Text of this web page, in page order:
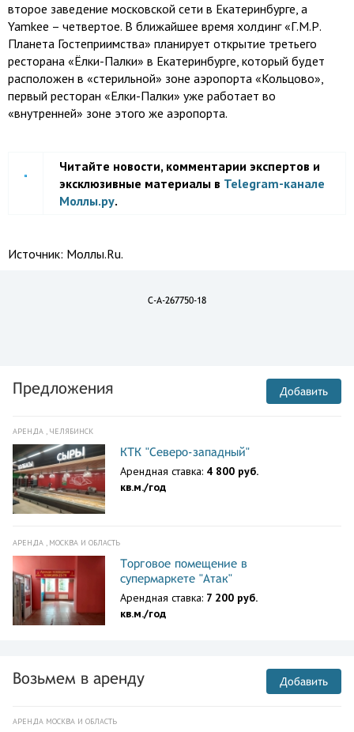
второе заведение московской сети в Екатеринбурге, а
Yamkee – четвертое. В ближайшее время холдинг «Г.М.Р.
Планета Гостеприимства» планирует открытие третьего
ресторана «Ёлки-Палки» в Екатеринбурге, который будет
расположен в «стерильной» зоне аэропорта «Кольцово»,
первый ресторан «Елки-Палки» уже работает во
«внутренней» зоне этого же аэропорта.
Читайте новости, комментарии экспертов и
эксклюзивные материалы в Telegram-канале
Моллы.ру.
Источник: Моллы.Ru.
C-A-267750-18
Предложения Добавить
АРЕНДА , ЧЕЛЯБИНСК
КТК "Северо-западный"
Арендная ставка: 4 800 руб.
кв.м./год
АРЕНДА , МОСКВА И ОБЛАСТЬ
Торговое помещение в
супермаркете "Атак"
Арендная ставка: 7 200 руб.
кв.м./год
Возьмем в аренду Добавить
АРЕНДА МОСКВА И ОБЛАСТЬ